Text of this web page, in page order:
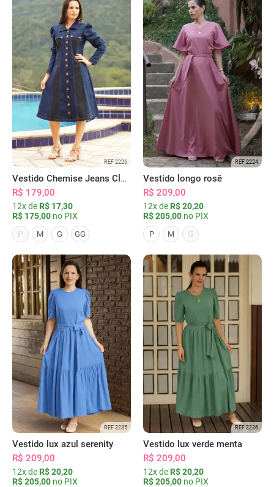
REF 2226
Vestido Chemise Jeans Clássica Serena
R$ 179,00
12x de R$ 17,30
R$ 175,00 no PIX
P
M G GG
REF 2224
Vestido longo rosê
R$ 209,00
12x de R$ 20,20
R$ 205,00 no PIX
P M G
REF 2235
Vestido lux azul serenity
R$ 209,00
12x de R$ 20,20
R$ 205,00 no PIX
REF 2236
Vestido lux verde menta
R$ 209,00
12x de R$ 20,20
R$ 205,00 no PIX